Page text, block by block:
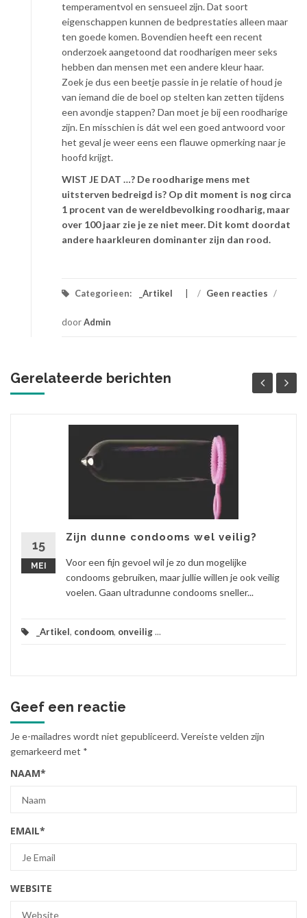
temperamentvol en sensueel zijn. Dat soort
eigenschappen kunnen de bedprestaties alleen maar
ten goede komen. Bovendien heeft een recent
onderzoek aangetoond dat roodharigen meer seks
hebben dan mensen met een andere kleur haar.
Zoek je dus een beetje passie in je relatie of houd je
van iemand die de boel op stelten kan zetten tijdens
een avondje stappen? Dan moet je bij een roodharige
zijn. En misschien is dát wel een goed antwoord voor
het geval je weer eens een flauwe opmerking naar je
hoofd krijgt.
WIST JE DAT …? De roodharige mens met
uitsterven bedreigd is? Op dit moment is nog circa
1 procent van de wereldbevolking roodharig, maar
over 100 jaar zie je ze niet meer. Dit komt doordat
andere haarkleuren dominanter zijn dan rood.
Categorieen: _Artikel / Geen reacties /
doorAdmin
Gerelateerde berichten
15
MEI
Zijn dunne condooms wel veilig?
Voor een fijn gevoel wil je zo dun mogelijke
condooms gebruiken, maar jullie willen je ook veilig
voelen. Gaan ultradunne condooms sneller...
_Artikel, condoom, onveilig...
Geef een reactie
Je e-mailadres wordt niet gepubliceerd.Vereiste velden zijn
gemarkeerd met *
NAAM*
EMAIL*
WEBSITE